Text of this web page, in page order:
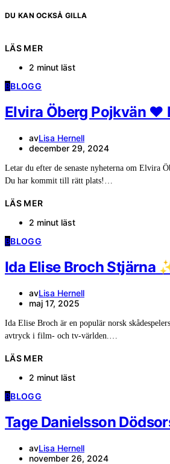
DU KAN OCKSÅ GILLA
LÄS MER
2 minut läst
BBLOGG
Elvira Öberg Pojkvän ❤️
avLisa Hernell
december 29, 2024
Letar du efter de senaste nyheterna om Elvira
Du har kommit till rätt plats!…
LÄS MER
2 minut läst
BBLOGG
Ida Elise Broch Stjärna
avLisa Hernell
maj 17, 2025
Ida Elise Broch är en populär norsk
avtryck i film- och tv-världen.…
LÄS MER
2 minut läst
BBLOGG
Tage Danielsson
avLisa Hernell
november 26, 2024